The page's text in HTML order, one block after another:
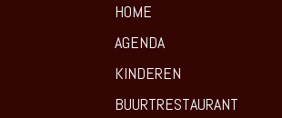
HOME
AGENDA
KINDEREN
BUURTRESTAURANT